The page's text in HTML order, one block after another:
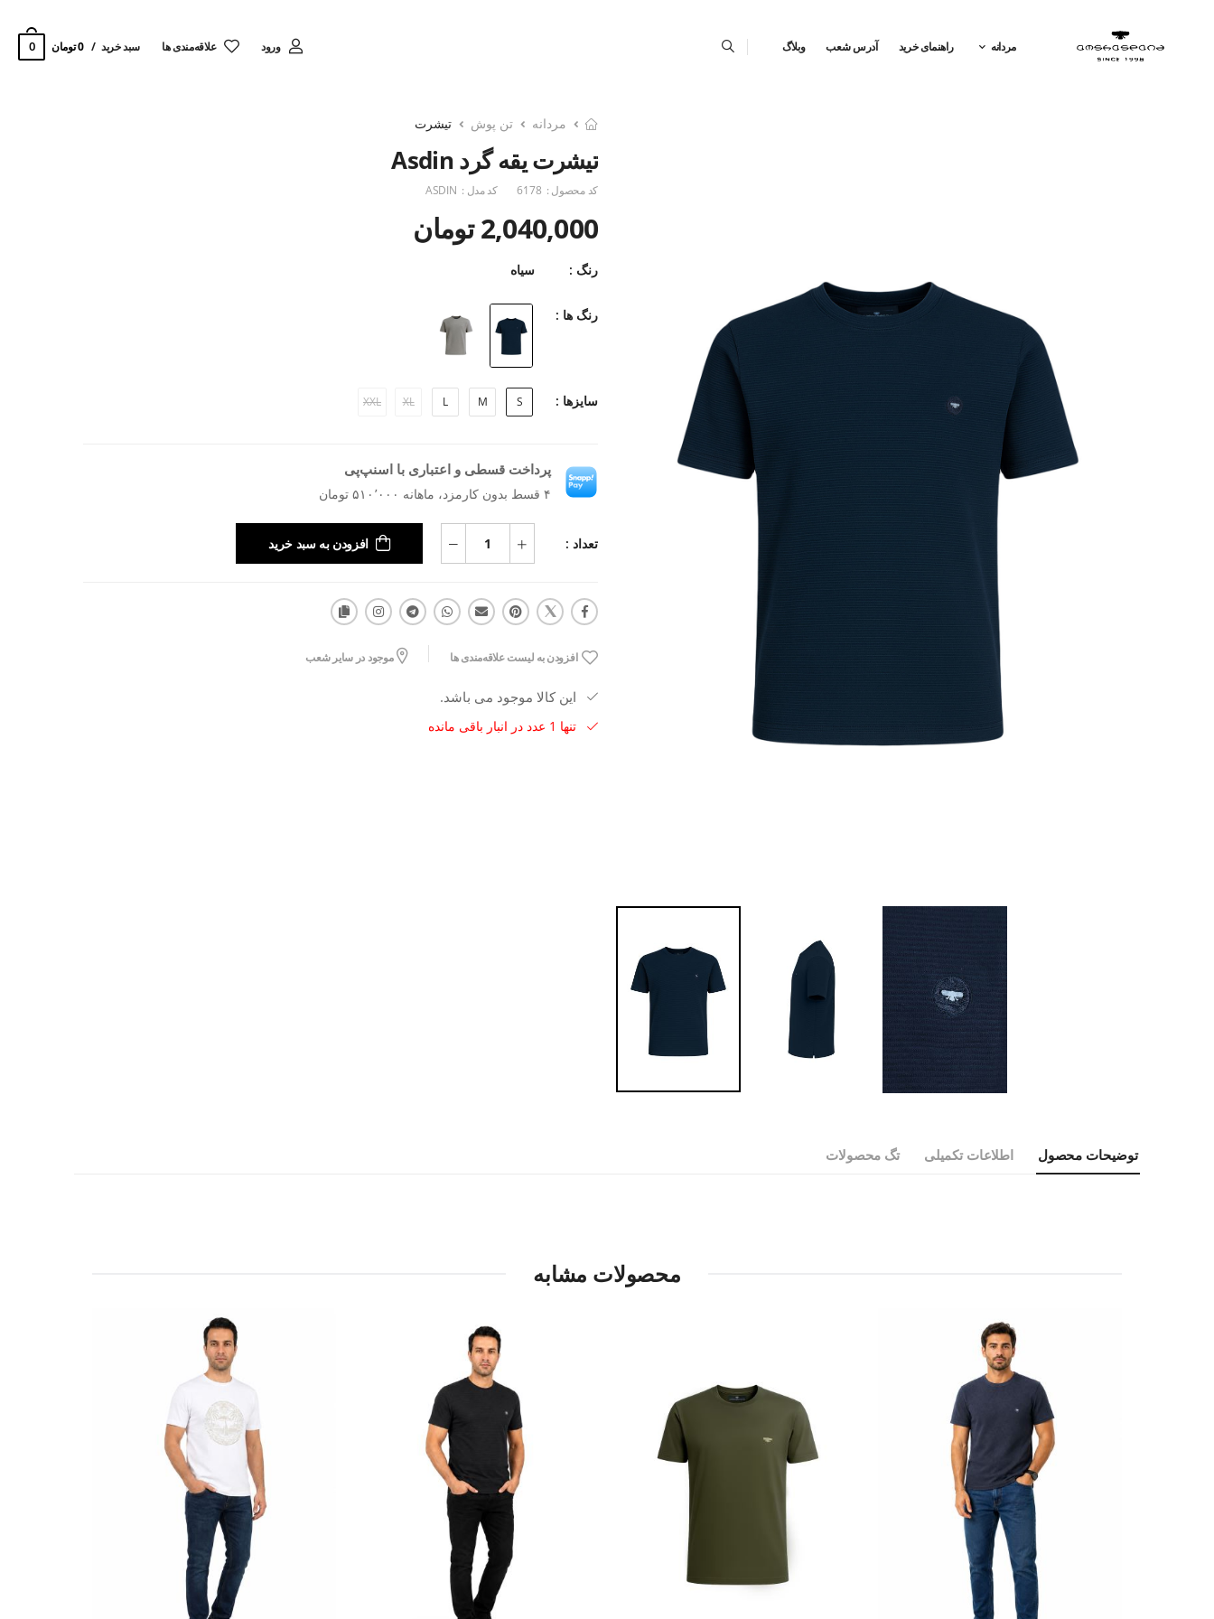
مردانه راهنمای خرید آدرس شعب وبلاگ ورود ‌علاقه‌مندی ها سبد خرید 0 تومان 0
مردانه تن پوش تیشرت
تیشرت یقه گرد Asdin
کد محصول : 6178 کد مدل : ASDIN
2,040,000 تومان
رنگ : سیاه
رنگ ها :
سایزها : S
M
L
XL
XXL
پرداخت قسطی و اعتباری با اسنپ‌پی
۴ قسط بدون کارمزد، ماهانه ۵۱۰٬۰۰۰ تومان
تعداد : افزودن به سبد خرید
افزودن به لیست علاقه‌مندی ها موجود در سایر شعب
این کالا موجود می باشد.
تنها 1 عدد در انبار باقی مانده
توضیحات محصول اطلاعات تکمیلی تگ محصولات
محصولات مشابه